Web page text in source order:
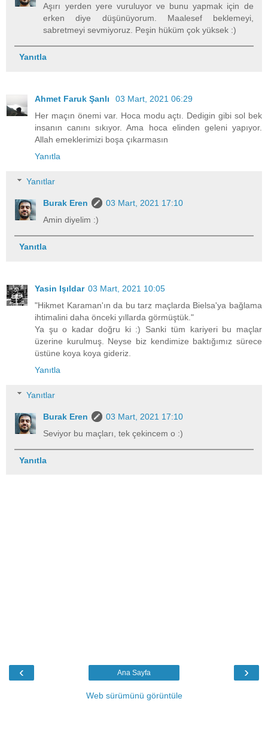
Aşırı yerden yere vuruluyor ve bunu yapmak için de
erken diye düşünüyorum. Maalesef beklemeyi,
sabretmeyi sevmiyoruz. Peşin hüküm çok yüksek :)
Yanıtla
Ahmet Faruk Şanlı
03 Mart, 2021 06:29
Her maçın önemi var. Hoca modu açtı. Dedigin gibi sol bek
insanın canını sıkıyor. Ama hoca elinden geleni yapıyor.
Allah emeklerimizi boşa çıkarmasın
Yanıtla
Yanıtlar
Burak Eren
03 Mart, 2021 17:10
Amin diyelim :)
Yanıtla
Yasin Işıldar 03 Mart, 2021 10:05
"Hikmet Karaman'ın da bu tarz maçlarda Bielsa'ya bağlama
ihtimalini daha önceki yıllarda görmüştük."
Ya şu o kadar doğru ki :) Sanki tüm kariyeri bu maçlar
üzerine kurulmuş. Neyse biz kendimize baktığımız sürece
üstüne koya koya gideriz.
Yanıtla
Yanıtlar
Burak Eren
03 Mart, 2021 17:10
Seviyor bu maçları, tek çekincem o :)
Yanıtla
‹ ›
Ana Sayfa
Web sürümünü görüntüle